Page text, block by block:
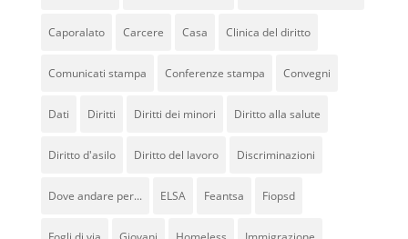
Caporalato Carcere Casa Clinica del diritto
Comunicati stampa Conferenze stampa Convegni
Dati Diritti Diritti dei minori Diritto alla salute
Diritto d'asilo Diritto del lavoro Discriminazioni
Dove andare per... ELSA Feantsa Fiopsd